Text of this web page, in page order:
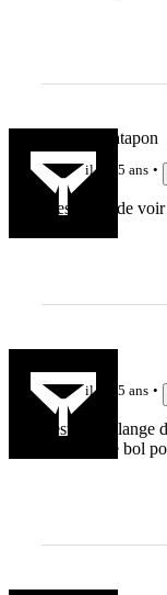
Maurice Patapon
il y a 5 ans
C'est beau de
il y a 5 ans
c'est un
c'est pas de bol